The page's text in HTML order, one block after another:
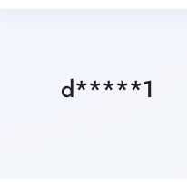
d*****1